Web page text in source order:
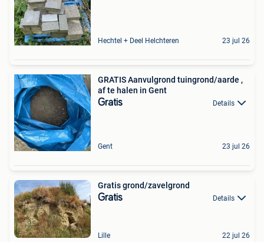
Hechtel + Deel Helchteren 23 jul 26
GRATIS Aanvulgrond tuingrond/aarde ,
af te halen in Gent
Gratis Details
Gent 23 jul 26
Gratis grond/zavelgrond
Gratis Details
Lille 22 jul 26